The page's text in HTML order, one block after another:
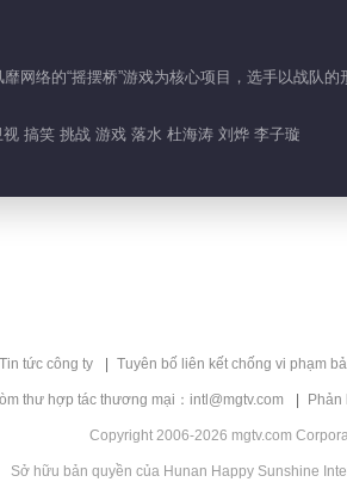
网络的“摇摆桥”游戏为核心项目，选手以战队
搞笑 挑战 游戏 落水 杜海涛 刘烨 李子璇
Tin tức công ty Tuyên bố liên kết chống vi phạm
thư hợp tác thương mại：intl@mgtv.com Phản
Copyright 2006-2026 mgtv.com
Sở hữu bản quyền của Hunan Happy Sunshine